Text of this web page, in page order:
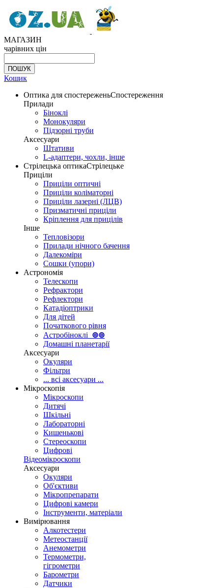
МАГАЗИН
чарівних цін
Кошик
Оптика для спостереженьСпостереження
Прилади
Біноклі
Монокуляри
Підзорні труби
Аксесуари
Штативи
L-адаптери, чохли, інше
Стрілецька оптикаСтрілецьке
Приціли
Приціли оптичні
Приціли коліматорні
Приціли лазерні (ЛЦВ)
Призматичні приціли
Кріплення для прицілів
Інше
Тепловізори
Прилади нічного бачення
Далекоміри
Сошки (упори)
Астрономія
Телескопи
Рефрактори
Рефлектори
Катадіоптрики
Для дітей
Початкового рівня
Астробіноклі ⊚⊚
Домашні планетарії
Аксесуари
Окуляри
Фільтри
... всі аксесуари ...
Мікроскопія
Мікроскопи
Дитячі
Шкільні
Лабораторні
Кишенькові
Стереоскопи
Цифрові
Відеомікроскопи
Аксесуари
Окуляри
Об'єктиви
Мікропрепарати
Цифрові камери
Інструменти, матеріали
Вимірювання
Алкотестери
Метеостанції
Анемометри
Термометри,
гігрометри
Барометри
Датчики